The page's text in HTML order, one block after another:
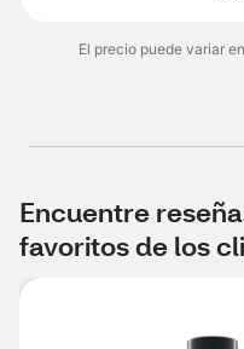
El precio puede variar
Encuentre
favoritos de los